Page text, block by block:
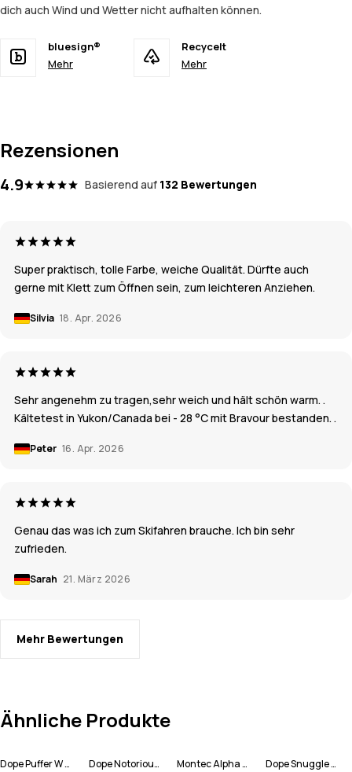
dich auch Wind und Wetter nicht aufhalten können.
bluesign®
Mehr
Recycelt
Mehr
Rezensionen
4.9 Basierend auf 132 Bewertungen
Super praktisch, tolle Farbe, weiche Qualität. Dürfte auch
gerne mit Klett zum Öffnen sein, zum leichteren Anziehen.
Silvia 18. Apr. 2026
Sehr angenehm zu tragen,sehr weich und hält schön warm. .
Kältetest in Yukon/Canada bei - 28 °C mit Bravour bestanden. .
Peter 16. Apr. 2026
Genau das was ich zum Skifahren brauche. Ich bin sehr
zufrieden.
Sarah 21. März 2026
Mehr Bewertungen
Ähnliche Produkte
Dope Puffer W Full Zip Snowboardjacke Damen
Dope Notorious B.I.B W Skihose Damen
Montec Alpha W Funktionshose Damen
Dope Snuggle W Funktionshose Damen